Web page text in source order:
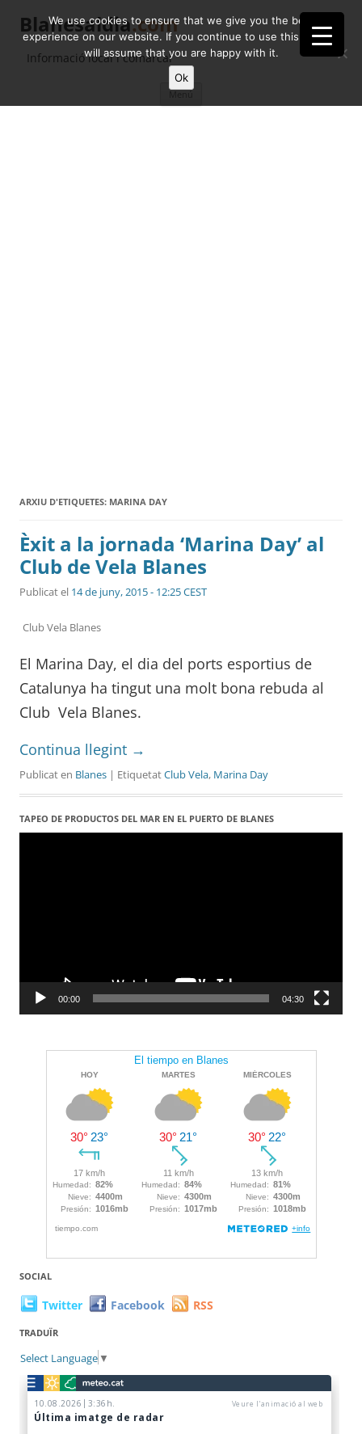
Blanesaldia.com
Informació local i comarcal
contingut
ARXIU D'ETIQUETES: MARINA DAY
Èxit a la jornada ‘Marina Day’ al
Club de Vela Blanes
Publicat el 14 de juny, 2015 - 12:25 CEST
Club Vela Blanes
El Marina Day, el dia del ports esportius de
Catalunya ha tingut una molt bona rebuda al
Club Vela Blanes.
Continua llegint →
Publicat en Blanes | EtiquetatClub Vela, Marina Day
TAPEO DE PRODUCTOS DEL MAR EN EL PUERTO DE BLANES
Reproductor
00:00 04:30
SOCIAL
Twitter Facebook RSS
TRADUÏR
Select Language ▼
We use cookies to ensure that we give you the best
experience on our website. If you continue to use this site we
will assume that you are happy with it.
Ok